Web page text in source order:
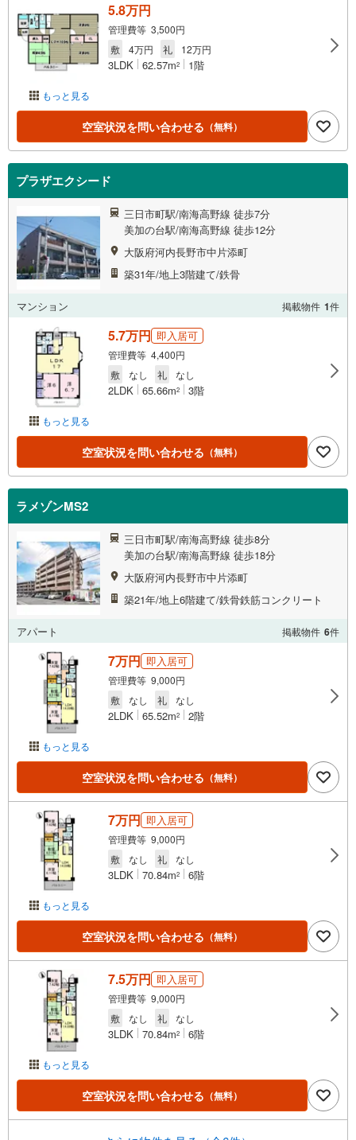
もっと見る
5.8万円
管理費等 3,500円
敷
4万円 礼 12万円
3LDK 62.57m2 1階
空室状況を問い合わせる （無料）
プラザエクシード
三日市町駅/南海高野線 徒歩7分
美加の台駅/南海高野線 徒歩12分
大阪府河内長野市中片添町
築31年/地上3階建て/鉄骨
マンション 掲載物件 1件
もっと見る
5.7万円 即入居可
管理費等 4,400円
敷
なし 礼 なし
2LDK 65.66m2 3階
空室状況を問い合わせる （無料）
ラメゾンMS2
三日市町駅/南海高野線 徒歩8分
美加の台駅/南海高野線 徒歩18分
大阪府河内長野市中片添町
築21年/地上6階建て/鉄骨鉄筋コンクリート
アパート 掲載物件 6件
もっと見る
7万円 即入居可
管理費等 9,000円
敷
なし 礼 なし
2LDK 65.52m2 2階
空室状況を問い合わせる （無料）
もっと見る
7万円 即入居可
管理費等 9,000円
敷
なし 礼 なし
3LDK 70.84m2 6階
空室状況を問い合わせる （無料）
もっと見る
7.5万円 即入居可
管理費等 9,000円
敷
なし 礼 なし
3LDK 70.84m2 6階
空室状況を問い合わせる （無料）